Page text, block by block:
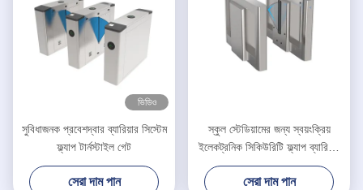
ভিডিও
সুবিধাজনক প্রবেশদ্বার ব্যারিয়ার সিস্টেম
ফ্ল্যাপ টার্নস্টাইল গেট
সেরা দাম পান
স্কুল স্টেডিয়ামের জন্য স্বয়ংক্রিয়
ইলেকট্রনিক সিকিউরিটি ফ্ল্যাপ ব্যারিয়ার
গেট ES2216
সেরা দাম পান